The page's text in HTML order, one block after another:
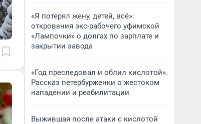
«Я потерял жену, детей, всё»:
откровения экс-рабочего уфимской
«Лампочки» о долгах по зарплате и
закрытии завода
«Год преследовал и облил кислотой».
Рассказ петербурженки о жестоком
нападении и реабилитации
Выжившая после атаки с кислотой